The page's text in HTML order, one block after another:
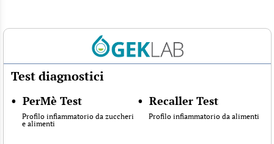
Test diagnostici
• PerMè Test
Profilo infiammatorio da zuccheri
e alimenti
• Recaller Test
Profilo infiammatorio da alimenti